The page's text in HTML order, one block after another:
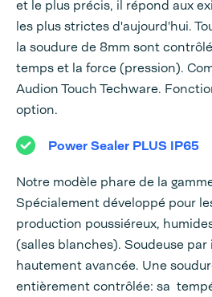
et le plus précis, il répond aux
les plus strictes d'aujourd'hui.
la soudure de 8mm sont
temps et la force (pression).
Audion Touch Techware.
option.
Power Sealer PLUS IP65
Notre modèle phare de la
Spécialement développé pour
production poussiéreux,
(salles blanches). Soudeuse
hautement avancée. Une
entièrement contrôlée: sa